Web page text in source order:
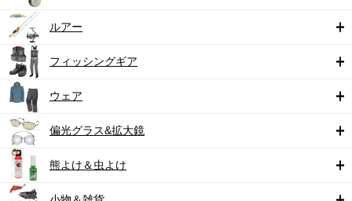
ルアー
フィッシングギア
ウェア
偏光グラス&拡大鏡
熊よけ＆虫よけ